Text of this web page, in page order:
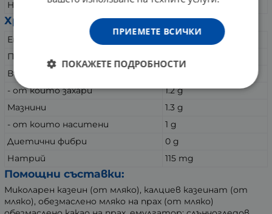
Натрий 350 mg
Хранителна стойност на доза (35 g)
Енергия
123 Kcal / 512 Kj
Протеин
Въглехидрати
- от които захари
1.2 g
Мазнини
1.3 g
- от които наситени
1 g
Диетични фибри
0 g
Натрий
115 mg
Помощни съставки:
Миколарен казеин (от мляко), калциев казеинат (от
мляко), обезмаслено мляко на прах (от мляко)
ПРИЕМЕТЕ ВСИЧКИ
ПОКАЖЕТЕ ПОДРОБНОСТИ